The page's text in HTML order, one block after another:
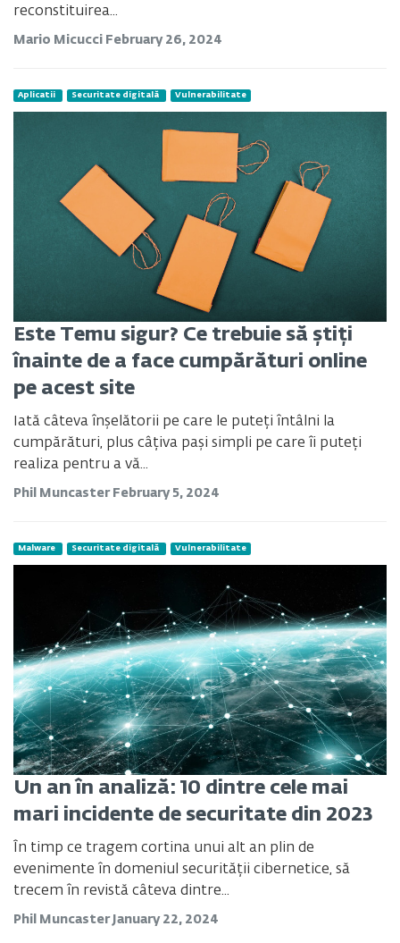
reconstituirea...
Mario Micucci February 26, 2024
Aplicatii Securitate digitală Vulnerabilitate
Este Temu sigur? Ce trebuie să știți
înainte de a face cumpărături online
pe acest site
Iată câteva înșelătorii pe care le puteți întâlni la
cumpărături, plus câțiva pași simpli pe care îi puteți
realiza pentru a vă...
Phil Muncaster February 5, 2024
Malware Securitate digitală Vulnerabilitate
Un an în analiză: 10 dintre cele mai
mari incidente de securitate din 2023
În timp ce tragem cortina unui alt an plin de
evenimente în domeniul securității cibernetice, să
trecem în revistă câteva dintre...
Phil MuncasterJanuary 22, 2024